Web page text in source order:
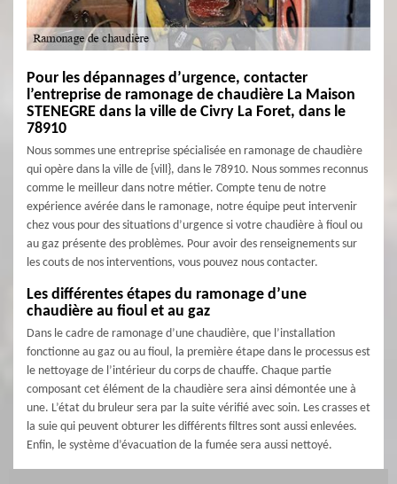
Pour les dépannages d’urgence, contacter
l’entreprise de ramonage de chaudière La Maison
STENEGRE dans la ville de Civry La Foret, dans le
78910
Nous sommes une entreprise spécialisée en ramonage de chaudière
qui opère dans la ville de {vill}, dans le 78910. Nous sommes reconnus
comme le meilleur dans notre métier. Compte tenu de notre
expérience avérée dans le ramonage, notre équipe peut intervenir
chez vous pour des situations d’urgence si votre chaudière à fioul ou
au gaz présente des problèmes. Pour avoir des renseignements sur
les couts de nos interventions, vous pouvez nous contacter.
Les différentes étapes du ramonage d’une
chaudière au fioul et au gaz
Dans le cadre de ramonage d’une chaudière, que l’installation
fonctionne au gaz ou au fioul, la première étape dans le processus est
le nettoyage de l’intérieur du corps de chauffe. Chaque partie
composant cet élément de la chaudière sera ainsi démontée une à
une. L’état du bruleur sera par la suite vérifié avec soin. Les crasses et
la suie qui peuvent obturer les différents filtres sont aussi enlevées.
Enfin, le système d’évacuation de la fumée sera aussi nettoyé.